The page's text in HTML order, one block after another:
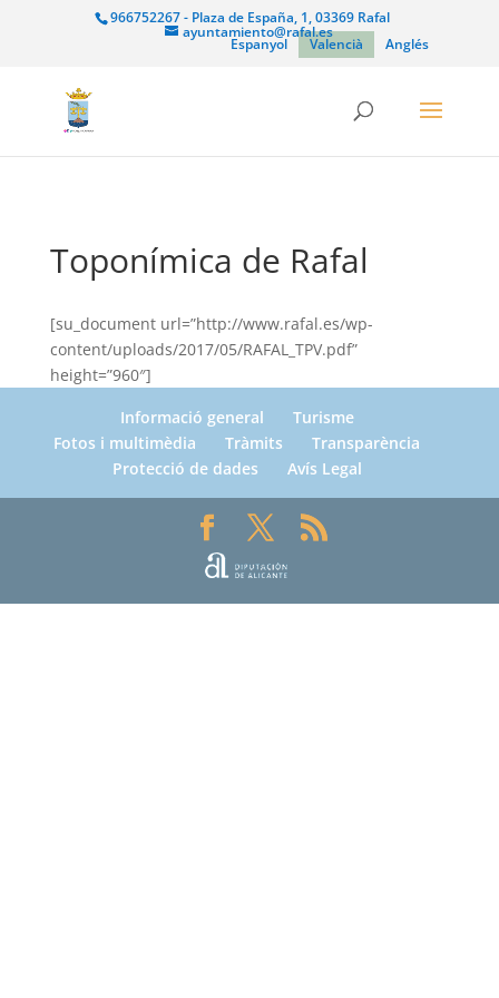
966752267 - Plaza de España, 1, 03369 Rafal
ayuntamiento@rafal.es
Espanyol Valencià Anglés
Toponímica de Rafal
[su_document url=”http://www.rafal.es/wp-
content/uploads/2017/05/RAFAL_TPV.pdf”
height=”960″]
Informació general
Turisme
Fotos i multimèdia
Tràmits
Transparència
Protecció de dades
Avís Legal